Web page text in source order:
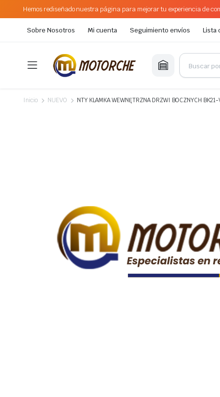
Hemos rediseñado nuestra página para mejorar tu experiencia de
Sobre Nosotros Mi cuenta Seguimiento envíos Lista
Inicio NUEVO NTY KLAMKA WEWNĘTRZNA DRZWI BOCZNYCH